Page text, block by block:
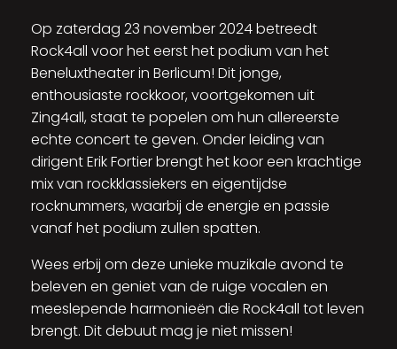
Op zaterdag 23 november 2024 betreedt
Rock4all voor het eerst het podium van het
Beneluxtheater in Berlicum! Dit jonge,
enthousiaste rockkoor, voortgekomen uit
Zing4all, staat te popelen om hun allereerste
echte concert te geven. Onder leiding van
dirigent Erik Fortier brengt het koor een krachtige
mix van rockklassiekers en eigentijdse
rocknummers, waarbij de energie en passie
vanaf het podium zullen spatten.
Wees erbij om deze unieke muzikale avond te
beleven en geniet van de ruige vocalen en
meeslepende harmonieën die Rock4all tot leven
brengt. Dit debuut mag je niet missen!